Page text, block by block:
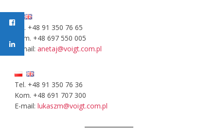
Tel. +48 91 350 76 65
Kom. +48 697 550 005
E-mail: anetaj@voigt.com.pl
Tel. +48 91 350 76 36
Kom. +48 691 707 300
E-mail: lukaszm@voigt.com.pl